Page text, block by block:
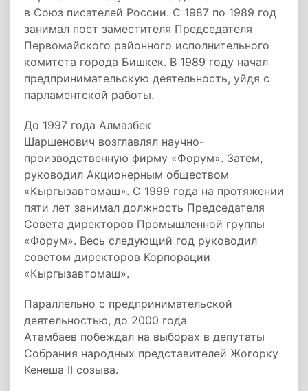
в Союз писателей России. С 1987 по 1989 год
занимал пост заместителя Председателя
Первомайского районного исполнительного
комитета города Бишкек. В 1989 году начал
предпринимательскую деятельность, уйдя с
парламентской работы.
До 1997 года Алмазбек
Шаршенович возглавлял научно-
производственную фирму «Форум». Затем,
руководил Акционерным обществом
«Кыргызавтомаш». С 1999 года на протяжении
пяти лет занимал должность Председателя
Совета директоров Промышленной группы
«Форум». Весь следующий год руководил
советом директоров Корпорации
«Кыргызавтомаш».
Параллельно с предпринимательской
деятельностью, до 2000 года
Атамбаев побеждал на выборах в депутаты
Собрания народных представителей Жогорку
Кенеша II созыва.